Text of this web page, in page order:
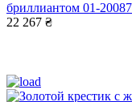
бриллиантом 01-
22 267 ₴